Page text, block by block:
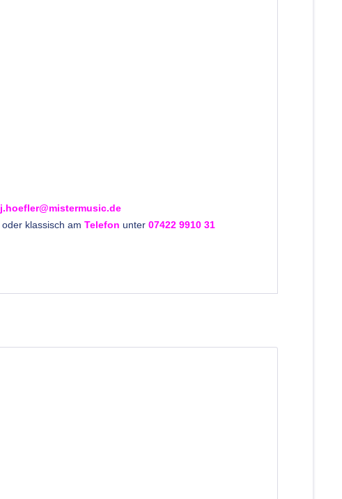
j.hoefler@mistermusic.de
oder klassisch am Telefon unter 07422 9910 31